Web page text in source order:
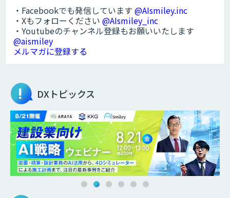
・Facebookでも発信しています @AIsmiley.inc
・Xもフォローください @AIsmiley_inc
・Youtubeのチャンネル登録もお願いいたします
@aismiley
メルマガに登録する
DXトピックス